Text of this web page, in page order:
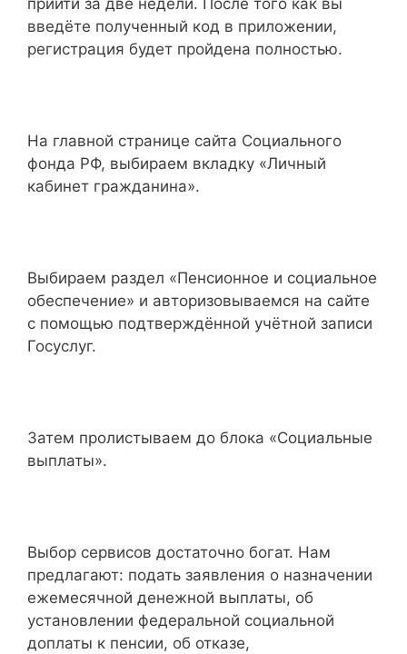
прийти за две недели. После того как вы
введёте полученный код в приложении,
регистрация будет пройдена полностью.
На главной странице сайта Социального
фонда РФ, выбираем вкладку «Личный
кабинет гражданина».
Выбираем раздел «Пенсионное и социальное
обеспечение» и авторизовываемся на сайте
с помощью подтверждённой учётной записи
Госуслуг.
Затем пролистываем до блока «Социальные
выплаты».
Выбор сервисов достаточно богат. Нам
предлагают: подать заявления о назначении
ежемесячной денежной выплаты, об
установлении федеральной социальной
доплаты к пенсии, об отказе,